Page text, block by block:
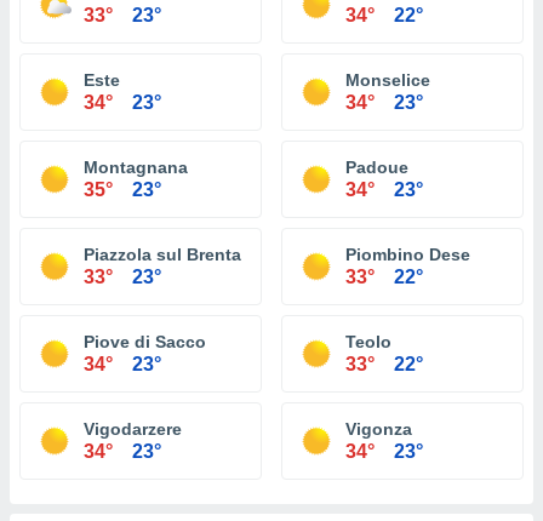
33° 23° 34° 22°
Este
34° 23°
Monselice
34° 23°
Montagnana
35° 23°
Padoue
34° 23°
Piazzola sul Brenta
33° 23°
Piombino Dese
33° 22°
Piove di Sacco
34° 23°
Teolo
33° 22°
Vigodarzere
34° 23°
Vigonza
34° 23°